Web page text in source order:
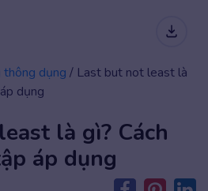
thông dụng / Last but not least là
dụng
là gì? Cách
áp dụng